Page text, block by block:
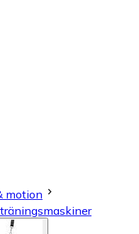
motion